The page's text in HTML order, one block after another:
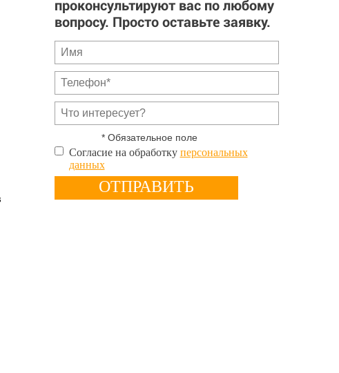
проконсультируют вас по любому
вопросу. Просто оставьте заявку.
* Обязательное поле
Согласие на обработку персональных
данных